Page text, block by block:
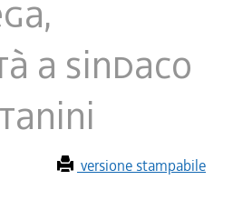
a sindaco
versione stampabile